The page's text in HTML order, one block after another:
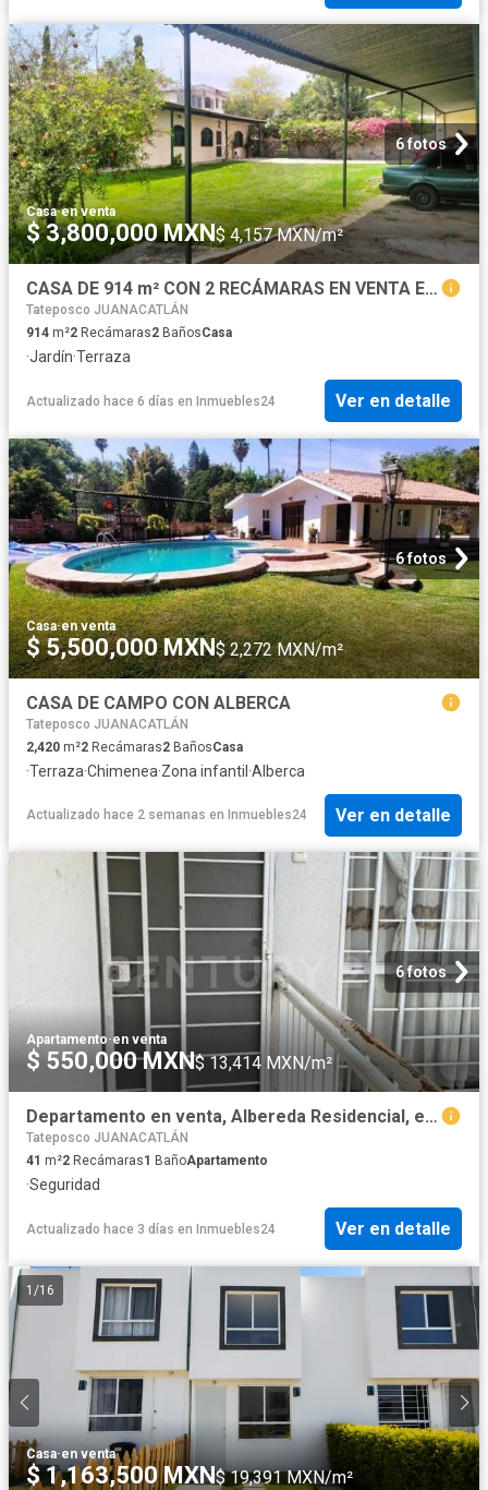
6 fotos
Casa·en venta
$ 3,800,000 MXN$ 4,157 MXN/m²
CASA DE 914 m² CON 2 RECÁMARAS EN VENTA EN PUEBLO DE PUENTE GRANDE
Tateposco JUANACATLÁN
914 m²2 Recámaras2 BañosCasa
·Jardín·Terraza
Actualizado hace 6 días en Inmuebles24 Ver en detalle
6 fotos
Casa·en venta
$ 5,500,000 MXN$ 2,272 MXN/m²
CASA DE CAMPO CON ALBERCA
Tateposco JUANACATLÁN
2,420 m²2 Recámaras2 BañosCasa
·Terraza·Chimenea·Zona infantil·Alberca
Actualizado hace 2 semanas en Inmuebles24 Ver en detalle
6 fotos
Apartamento·en venta
$ 550,000 MXN$ 13,414 MXN/m²
Departamento en venta, Albereda Residencial, el Salto, Jal
Tateposco JUANACATLÁN
41 m²2 Recámaras1 BañoApartamento
·Seguridad
Actualizado hace 3 días en Inmuebles24 Ver en detalle
1 /16
Casa·en venta
$ 1,163,500 MXN$ 19,391 MXN/m²